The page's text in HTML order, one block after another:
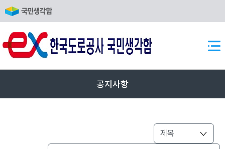
복영역 건너뛰기
공지사항